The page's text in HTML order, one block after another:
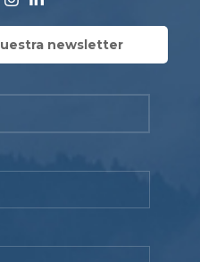
newsletter